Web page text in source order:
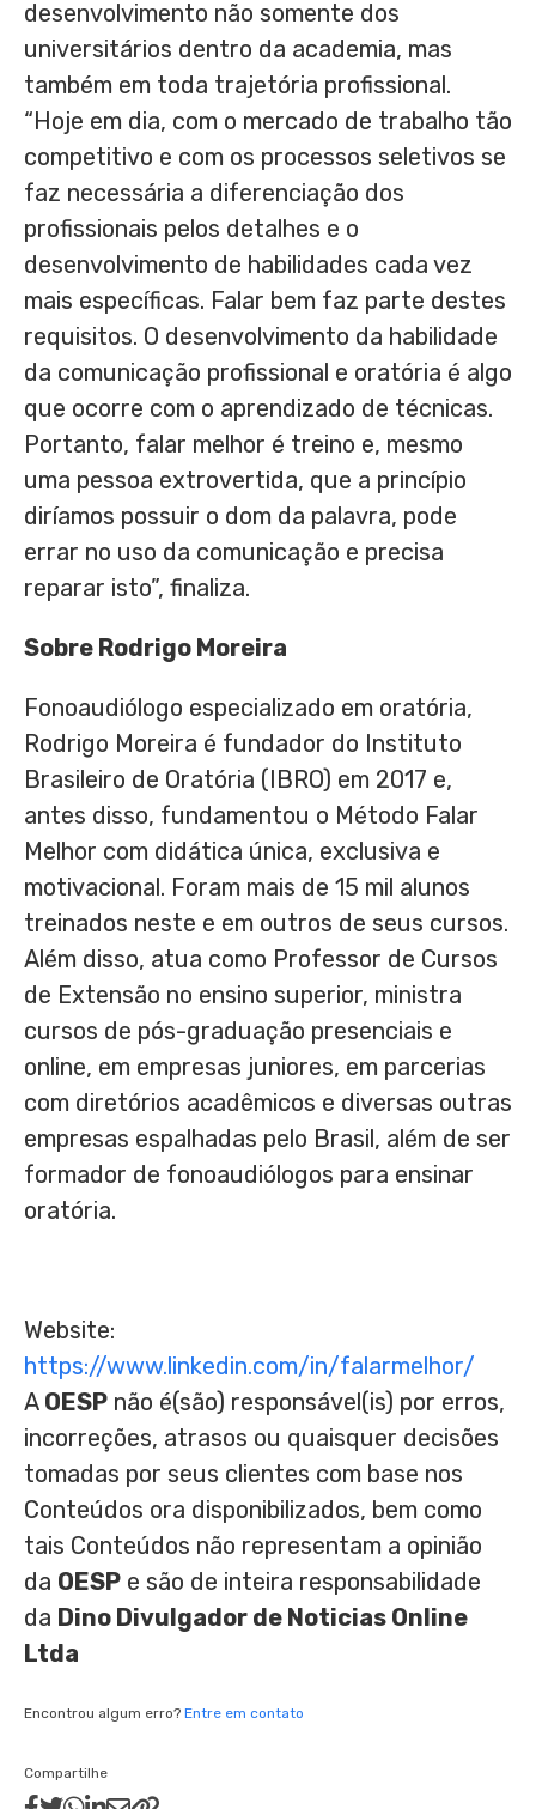
desenvolvimento não somente dos
universitários dentro da academia, mas
também em toda trajetória profissional.
“Hoje em dia, com o mercado de trabalho tão
competitivo e com os processos seletivos se
faz necessária a diferenciação dos
profissionais pelos detalhes e o
desenvolvimento de habilidades cada vez
mais específicas. Falar bem faz parte destes
requisitos. O desenvolvimento da habilidade
da comunicação profissional e oratória é algo
que ocorre com o aprendizado de técnicas.
Portanto, falar melhor é treino e, mesmo
uma pessoa extrovertida, que a princípio
diríamos possuir o dom da palavra, pode
errar no uso da comunicação e precisa
reparar isto”, finaliza.
Sobre Rodrigo Moreira
Fonoaudiólogo especializado em oratória,
Rodrigo Moreira é fundador do Instituto
Brasileiro de Oratória (IBRO) em 2017 e,
antes disso, fundamentou o Método Falar
Melhor com didática única, exclusiva e
motivacional. Foram mais de 15 mil alunos
treinados neste e em outros de seus cursos.
Além disso, atua como Professor de Cursos
de Extensão no ensino superior, ministra
cursos de pós-graduação presenciais e
online, em empresas juniores, em parcerias
com diretórios acadêmicos e diversas outras
empresas espalhadas pelo Brasil, além de ser
formador de fonoaudiólogos para ensinar
oratória.
Website:
https://www.linkedin.com/in/falarmelhor/
A OESP não é(são) responsável(is) por erros,
incorreções, atrasos ou quaisquer decisões
tomadas por seus clientes com base nos
Conteúdos ora disponibilizados, bem como
tais Conteúdos não representam a opinião
da OESP e são de inteira responsabilidade
da Dino Divulgador de Noticias Online
Ltda
Encontrou algum erro? Entre em contato
Compartilhe